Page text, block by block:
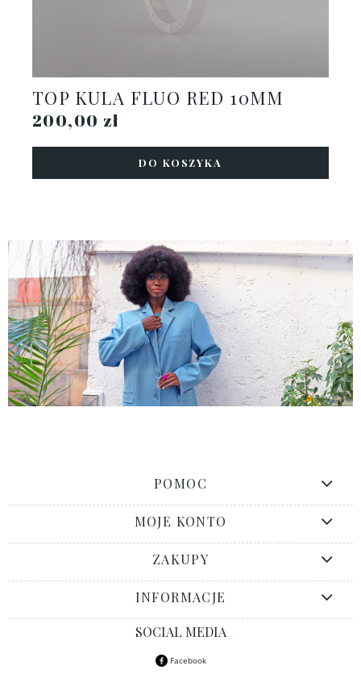
TOP KULA FLUO RED 10MM
200,00 zł
DO KOSZYKA
POMOC
MOJE KONTO
ZAKUPY
INFORMACJE
SOCIAL MEDIA
Facebook